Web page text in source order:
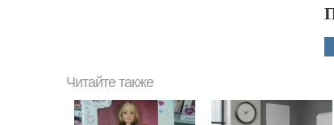
Читайте также